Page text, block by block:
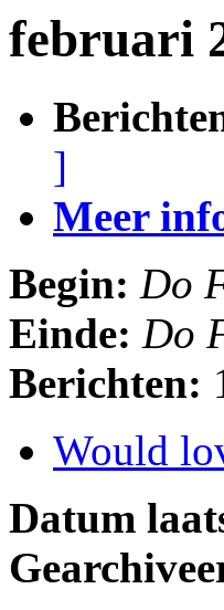
februari
]
Meer
Begin: Do
Einde: Do
Berichten:
Would
Datum